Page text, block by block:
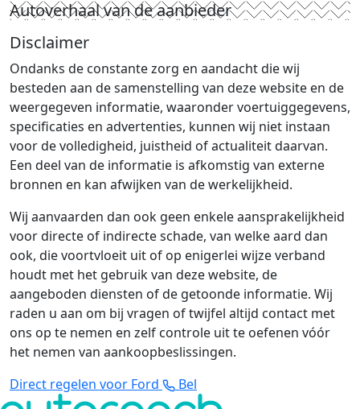
Autoverhaal van de aanbieder
Disclaimer
Ondanks de constante zorg en aandacht die wij
besteden aan de samenstelling van deze website en de
weergegeven informatie, waaronder voertuiggegevens,
specificaties en advertenties, kunnen wij niet instaan
voor de volledigheid, juistheid of actualiteit daarvan.
Een deel van de informatie is afkomstig van externe
bronnen en kan afwijken van de werkelijkheid.
Wij aanvaarden dan ook geen enkele aansprakelijkheid
voor directe of indirecte schade, van welke aard dan
ook, die voortvloeit uit of op enigerlei wijze verband
houdt met het gebruik van deze website, de
aangeboden diensten of de getoonde informatie. Wij
raden u aan om bij vragen of twijfel altijd contact met
ons op te nemen en zelf controle uit te oefenen vóór
het nemen van aankoopbeslissingen.
Direct regelen voor Ford
Bel